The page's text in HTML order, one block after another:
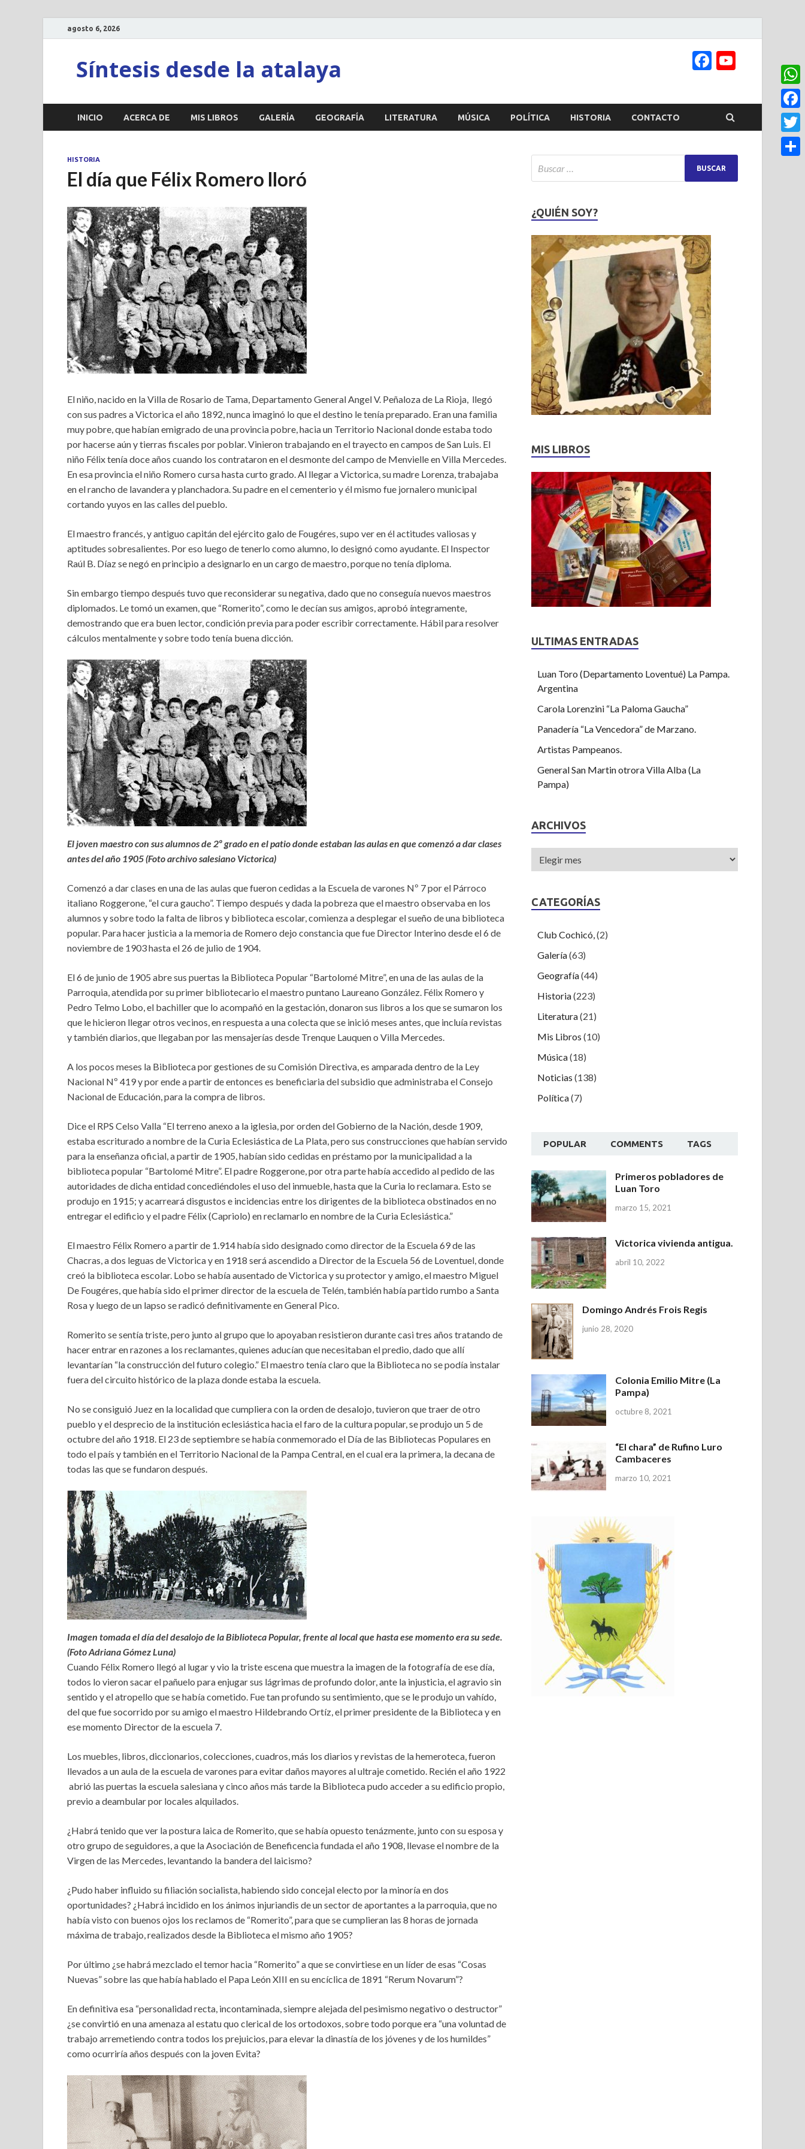
agosto 6, 2026
Síntesis desde la atalaya Facebook
Channel
INICIO ACERCA DE MIS LIBROS GALERÍA GEOGRAFÍA LITERATURA MÚSICA POLÍTICA HISTORIA CONTACTO
HISTORIA
El día que Félix Romero lloró
El niño, nacido en la Villa de Rosario de Tama, Departamento General Angel V. Peñaloza de La Rioja, llegó
con sus padres a Victorica el año 1892, nunca imaginó lo que el destino le tenía preparado. Eran una familia
muy pobre, que habían emigrado de una provincia pobre, hacia un Territorio Nacional donde estaba todo
por hacerse aún y tierras fiscales por poblar. Vinieron trabajando en el trayecto en campos de San Luis. El
niño Félix tenía doce años cuando los contrataron en el desmonte del campo de Menvielle en Villa Mercedes.
En esa provincia el niño Romero cursa hasta curto grado. Al llegar a Victorica, su madre Lorenza, trabajaba
en el rancho de lavandera y planchadora. Su padre en el cementerio y él mismo fue jornalero municipal
cortando yuyos en las calles del pueblo.
El maestro francés, y antiguo capitán del ejército galo de Fougéres, supo ver en él actitudes valiosas y
aptitudes sobresalientes. Por eso luego de tenerlo como alumno, lo designó como ayudante. El Inspector
Raúl B. Díaz se negó en principio a designarlo en un cargo de maestro, porque no tenía diploma.
Sin embargo tiempo después tuvo que reconsiderar su negativa, dado que no conseguía nuevos maestros
diplomados. Le tomó un examen, que “Romerito”, como le decían sus amigos, aprobó íntegramente,
demostrando que era buen lector, condición previa para poder escribir correctamente. Hábil para resolver
cálculos mentalmente y sobre todo tenía buena dicción.
El joven maestro con sus alumnos de 2º grado en el patio donde estaban las aulas en que comenzó a dar clases
antes del año 1905 (Foto archivo salesiano Victorica)
Comenzó a dar clases en una de las aulas que fueron cedidas a la Escuela de varones Nº 7 por el Párroco
italiano Roggerone, “el cura gaucho”. Tiempo después y dada la pobreza que el maestro observaba en los
alumnos y sobre todo la falta de libros y biblioteca escolar, comienza a desplegar el sueño de una biblioteca
popular. Para hacer justicia a la memoria de Romero dejo constancia que fue Director Interino desde el 6 de
noviembre de 1903 hasta el 26 de julio de 1904.
El 6 de junio de 1905 abre sus puertas la Biblioteca Popular “Bartolomé Mitre”, en una de las aulas de la
Parroquia, atendida por su primer bibliotecario el maestro puntano Laureano González. Félix Romero y
Pedro Telmo Lobo, el bachiller que lo acompañó en la gestación, donaron sus libros a los que se sumaron los
que le hicieron llegar otros vecinos, en respuesta a una colecta que se inició meses antes, que incluía revistas
y también diarios, que llegaban por las mensajerías desde Trenque Lauquen o Villa Mercedes.
A los pocos meses la Biblioteca por gestiones de su Comisión Directiva, es amparada dentro de la Ley
Nacional Nº 419 y por ende a partir de entonces es beneficiaria del subsidio que administraba el Consejo
Nacional de Educación, para la compra de libros.
Dice el RPS Celso Valla “El terreno anexo a la iglesia, por orden del Gobierno de la Nación, desde 1909,
estaba escriturado a nombre de la Curia Eclesiástica de La Plata, pero sus construcciones que habían servido
para la enseñanza oficial, a partir de 1905, habían sido cedidas en préstamo por la municipalidad a la
biblioteca popular “Bartolomé Mitre”. El padre Roggerone, por otra parte había accedido al pedido de las
autoridades de dicha entidad concediéndoles el uso del inmueble, hasta que la Curia lo reclamara. Esto se
produjo en 1915; y acarreará disgustos e incidencias entre los dirigentes de la biblioteca obstinados en no
entregar el edificio y el padre Félix (Capriolo) en reclamarlo en nombre de la Curia Eclesiástica.”
El maestro Félix Romero a partir de 1.914 había sido designado como director de la Escuela 69 de las
Chacras, a dos leguas de Victorica y en 1918 será ascendido a Director de la Escuela 56 de Loventuel, donde
creó la biblioteca escolar. Lobo se había ausentado de Victorica y su protector y amigo, el maestro Miguel
De Fougéres, que había sido el primer director de la escuela de Telén, también había partido rumbo a Santa
Rosa y luego de un lapso se radicó definitivamente en General Pico.
Romerito se sentía triste, pero junto al grupo que lo apoyaban resistieron durante casi tres años tratando de
hacer entrar en razones a los reclamantes, quienes aducían que necesitaban el predio, dado que allí
levantarían “la construcción del futuro colegio.” El maestro tenía claro que la Biblioteca no se podía instalar
fuera del circuito histórico de la plaza donde estaba la escuela.
No se consiguió Juez en la localidad que cumpliera con la orden de desalojo, tuvieron que traer de otro
pueblo y el desprecio de la institución eclesiástica hacia el faro de la cultura popular, se produjo un 5 de
octubre del año 1918. El 23 de septiembre se había conmemorado el Día de las Bibliotecas Populares en
todo el país y también en el Territorio Nacional de la Pampa Central, en el cual era la primera, la decana de
todas las que se fundaron después.
Imagen tomada el día del desalojo de la Biblioteca Popular, frente al local que hasta ese momento era su sede.
(Foto Adriana Gómez Luna)
Cuando Félix Romero llegó al lugar y vio la triste escena que muestra la imagen de la fotografía de ese día,
todos lo vieron sacar el pañuelo para enjugar sus lágrimas de profundo dolor, ante la injusticia, el agravio sin
sentido y el atropello que se había cometido. Fue tan profundo su sentimiento, que se le produjo un vahído,
del que fue socorrido por su amigo el maestro Hildebrando Ortíz, el primer presidente de la Biblioteca y en
ese momento Director de la escuela 7.
Los muebles, libros, diccionarios, colecciones, cuadros, más los diarios y revistas de la hemeroteca, fueron
llevados a un aula de la escuela de varones para evitar daños mayores al ultraje cometido. Recién el año 1922
abrió las puertas la escuela salesiana y cinco años más tarde la Biblioteca pudo acceder a su edificio propio,
previo a deambular por locales alquilados.
¿Habrá tenido que ver la postura laica de Romerito, que se había opuesto tenázmente, junto con su esposa y
otro grupo de seguidores, a que la Asociación de Beneficencia fundada el año 1908, llevase el nombre de la
Virgen de las Mercedes, levantando la bandera del laicismo?
¿Pudo haber influido su filiación socialista, habiendo sido concejal electo por la minoría en dos
oportunidades? ¿Habrá incidido en los ánimos injuriandis de un sector de aportantes a la parroquia, que no
había visto con buenos ojos los reclamos de “Romerito”, para que se cumplieran las 8 horas de jornada
máxima de trabajo, realizados desde la Biblioteca el mismo año 1905?
Por último ¿se habrá mezclado el temor hacia “Romerito” a que se convirtiese en un líder de esas “Cosas
Nuevas” sobre las que había hablado el Papa León XIII en su encíclica de 1891 “Rerum Novarum”?
En definitiva esa “personalidad recta, incontaminada, siempre alejada del pesimismo negativo o destructor”
¿se convirtió en una amenaza al estatu quo clerical de los ortodoxos, sobre todo porque era “una voluntad de
trabajo arremetiendo contra todos los prejuicios, para elevar la dinastía de los jóvenes y de los humildes”
como ocurriría años después con la joven Evita?
¿QUIÉN SOY?
MIS LIBROS
ULTIMAS ENTRADAS
Luan Toro (Departamento Loventué) La Pampa.
Argentina
Carola Lorenzini “La Paloma Gaucha”
Panadería “La Vencedora” de Marzano.
Artistas Pampeanos.
General San Martin otrora Villa Alba (La
Pampa)
ARCHIVOS
CATEGORÍAS
Club Cochicó,(2)
Galería(63)
Geografía(44)
Historia(223)
Literatura(21)
Mis Libros (10)
Música(18)
Noticias (138)
Política(7)
POPULAR COMMENTS TAGS
Primeros pobladores de
Luan Toro
marzo 15, 2021
Victorica vivienda antigua.
abril 10, 2022
Domingo Andrés Frois Regis
junio 28, 2020
Colonia Emilio Mitre (La
Pampa)
octubre 8, 2021
“El chara” de Rufino Luro
Cambaceres
marzo 10, 2021